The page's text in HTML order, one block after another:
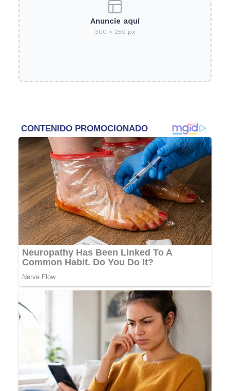
Anuncie aquí
300 × 250 px